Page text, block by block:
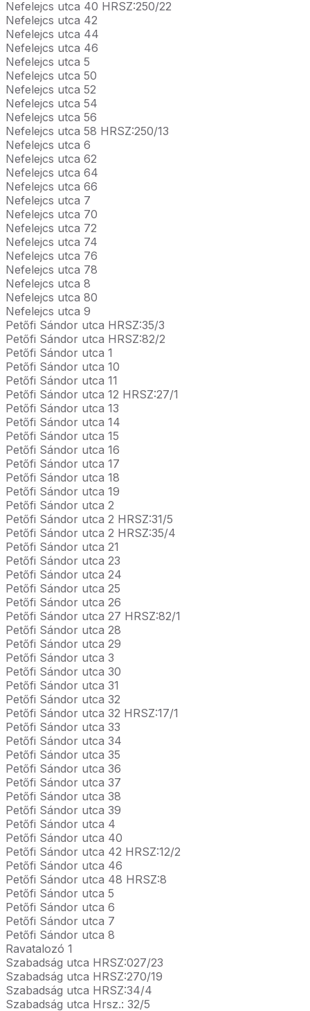
Nefelejcs utca 40 HRSZ:250/22
Nefelejcs utca 42
Nefelejcs utca 44
Nefelejcs utca 46
Nefelejcs utca 5
Nefelejcs utca 50
Nefelejcs utca 52
Nefelejcs utca 54
Nefelejcs utca 56
Nefelejcs utca 58 HRSZ:250/13
Nefelejcs utca 6
Nefelejcs utca 62
Nefelejcs utca 64
Nefelejcs utca 66
Nefelejcs utca 7
Nefelejcs utca 70
Nefelejcs utca 72
Nefelejcs utca 74
Nefelejcs utca 76
Nefelejcs utca 78
Nefelejcs utca 8
Nefelejcs utca 80
Nefelejcs utca 9
Petőfi Sándor utca HRSZ:35/3
Petőfi Sándor utca HRSZ:82/2
Petőfi Sándor utca 1
Petőfi Sándor utca 10
Petőfi Sándor utca 11
Petőfi Sándor utca 12 HRSZ:27/1
Petőfi Sándor utca 13
Petőfi Sándor utca 14
Petőfi Sándor utca 15
Petőfi Sándor utca 16
Petőfi Sándor utca 17
Petőfi Sándor utca 18
Petőfi Sándor utca 19
Petőfi Sándor utca 2
Petőfi Sándor utca 2 HRSZ:31/5
Petőfi Sándor utca 2 HRSZ:35/4
Petőfi Sándor utca 21
Petőfi Sándor utca 23
Petőfi Sándor utca 24
Petőfi Sándor utca 25
Petőfi Sándor utca 26
Petőfi Sándor utca 27 HRSZ:82/1
Petőfi Sándor utca 28
Petőfi Sándor utca 29
Petőfi Sándor utca 3
Petőfi Sándor utca 30
Petőfi Sándor utca 31
Petőfi Sándor utca 32
Petőfi Sándor utca 32 HRSZ:17/1
Petőfi Sándor utca 33
Petőfi Sándor utca 34
Petőfi Sándor utca 35
Petőfi Sándor utca 36
Petőfi Sándor utca 37
Petőfi Sándor utca 38
Petőfi Sándor utca 39
Petőfi Sándor utca 4
Petőfi Sándor utca 40
Petőfi Sándor utca 42 HRSZ:12/2
Petőfi Sándor utca 46
Petőfi Sándor utca 48 HRSZ:8
Petőfi Sándor utca 5
Petőfi Sándor utca 6
Petőfi Sándor utca 7
Petőfi Sándor utca 8
Ravatalozó 1
Szabadság utca HRSZ:027/23
Szabadság utca HRSZ:270/19
Szabadság utca HRSZ:34/4
Szabadság utca Hrsz.: 32/5